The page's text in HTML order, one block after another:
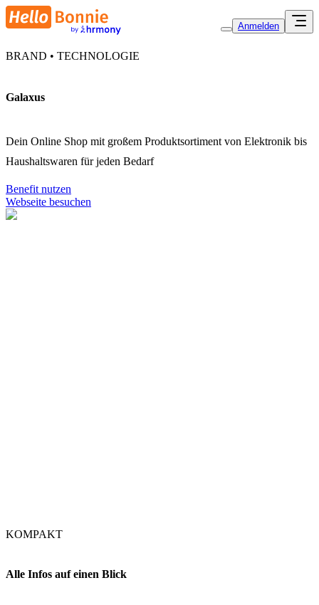
Anmelden
BRAND • TECHNOLOGIE
Galaxus
Dein Online Shop mit großem Produktsortiment von Elektronik bis
Haushaltswaren für jeden Bedarf
Benefit nutzen
Webseite besuchen
KOMPAKT
Alle Infos auf einen Blick